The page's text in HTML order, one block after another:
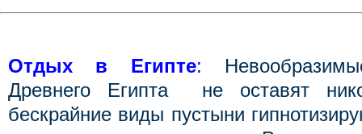
Отдых в Египте:
Древнего Египта не оставят
бескрайние виды пустыни